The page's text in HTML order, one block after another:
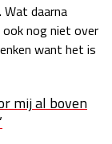
Wat daarna
nog niet over
want het is
mij al boven